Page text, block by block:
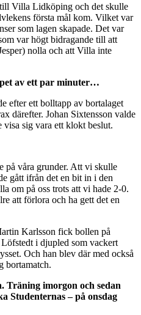
Villa Lidköping och det skulle
första mål kom. Vilket var
som lagen skapade. Det var
var högt bidragande till att
nolla och att Villa inte
av ett par minuter…
efter ett bolltapp av bortalaget
därefter. Johan Sixtensson valde
sig vara ett klokt beslut.
på våra grunder. Att vi skulle
gått ifrån det en bit in i den
om på oss trots att vi hade 2-0.
att förlora och ha gett det en
Karlsson fick bollen på
i djupled som vackert
Och han blev där med också
bortamatch.
Träning imorgon och sedan
Studenternas – på onsdag